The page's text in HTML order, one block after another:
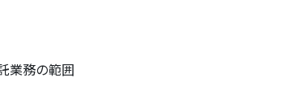
業務の範囲